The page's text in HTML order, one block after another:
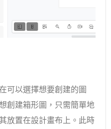
可以選擇想要創建的圖
創建箱形圖，只需簡單地
放置在設計畫布上。此時